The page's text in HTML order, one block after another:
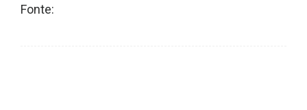
Fonte: